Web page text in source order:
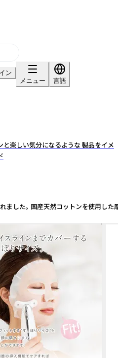
ン
メニュー
言語
と楽しい気分になるような 製品をイメ
。 国産天然コットンを使